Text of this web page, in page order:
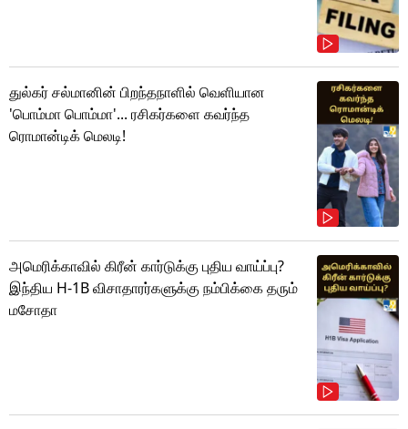
துல்கர் சல்மானின் பிறந்தநாளில் வெளியான
'பொம்மா பொம்மா'... ரசிகர்களை கவர்ந்த
ரொமான்டிக் மெலடி!
அமெரிக்காவில் கிரீன் கார்டுக்கு புதிய வாய்ப்பு?
இந்திய H-1B விசாதாரர்களுக்கு நம்பிக்கை தரும்
மசோதா